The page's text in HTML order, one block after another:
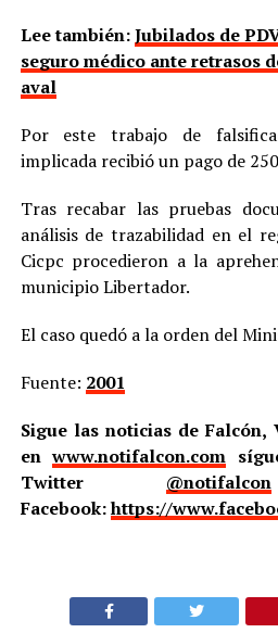
Lee también:Jubilados de
seguro médico ante retrasos
aval
Por este trabajo de
implicada recibió un pago de
Tras recabar las pruebas
análisis de trazabilidad en el
Cicpc procedieron a la
municipio Libertador.
El caso quedó a la orden del
Fuente: 2001
Sigue las noticias de Falcón,
enwww.notifalcon.com
Twitter @notifalcon
Facebook:https://